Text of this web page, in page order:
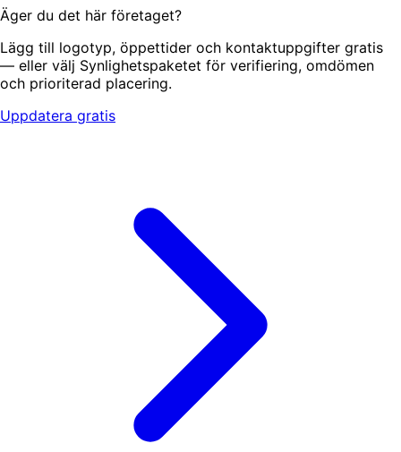
Äger du det här företaget?
Lägg till logotyp, öppettider och kontaktuppgifter gratis
— eller välj Synlighetspaketet för verifiering, omdömen
och prioriterad placering.
Uppdatera gratis